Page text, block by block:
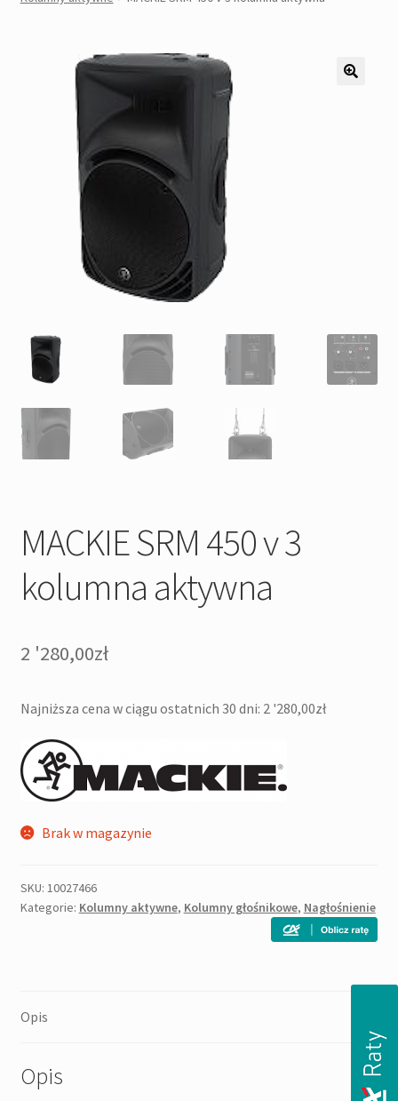
Pozostałe
MACKIE SRM 450 v 3
kolumna aktywna
2 '280,00zł
Najniższa cena w ciągu ostatnich 30 dni: 2 '280,00zł
Brak w magazynie
SKU: 10027466
Kategorie: Kolumny aktywne, Kolumny głośnikowe, Nagłośnienie
Opis
Opis